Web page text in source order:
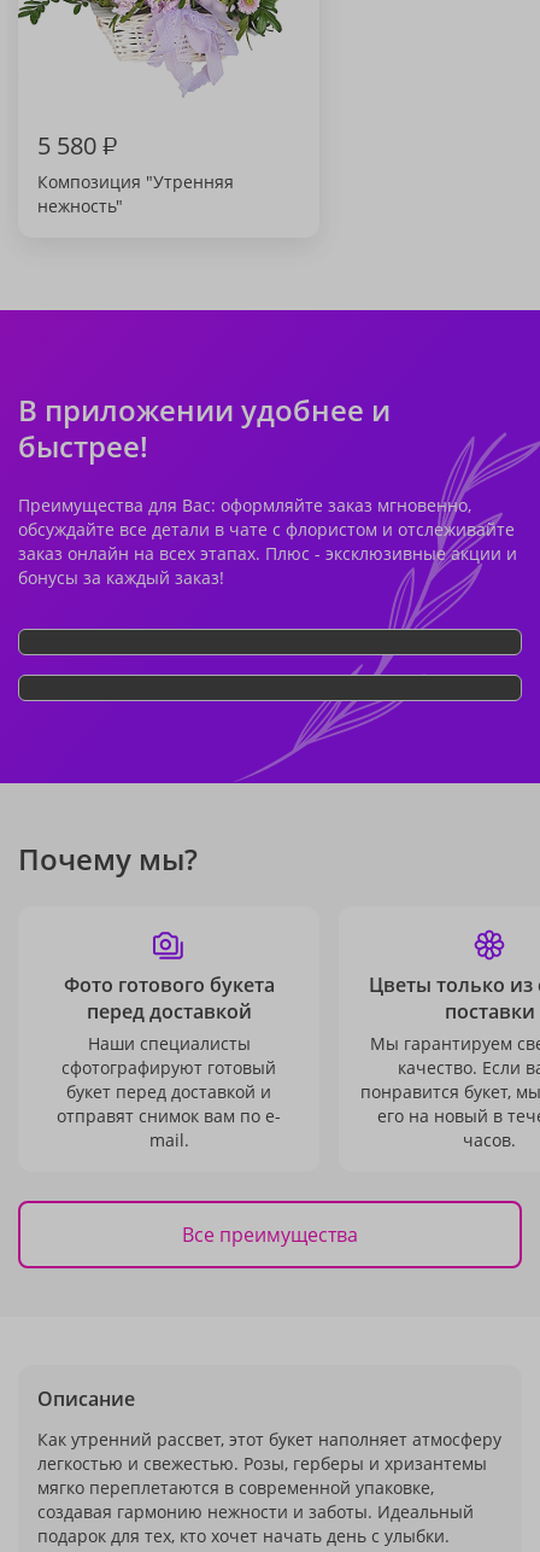
5 580₽
Композиция "Утренняя
нежность"
В приложении удобнее и
быстрее!
Преимущества для Вас: оформляйте заказ мгновенно,
обсуждайте все детали в чате с флористом и отслеживайте
заказ онлайн на всех этапах. Плюс - эксклюзивные акции и
бонусы за каждый заказ!
Почему мы?
Фото готового букета
перед доставкой
Наши специалисты
сфотографируют готовый
букет перед доставкой и
отправят снимок вам по e-
mail.
Цветы только из
поставки
Мы гарантируем
качество. Если
понравится букет,
его на новый в
часов.
Все преимущества
Описание
Как утренний рассвет, этот букет наполняет атмосферу
легкостью и свежестью. Розы, герберы и хризантемы
мягко переплетаются в современной упаковке,
создавая гармонию нежности и заботы. Идеальный
подарок для тех, кто хочет начать день с улыбки.